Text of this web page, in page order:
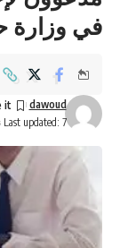
في وزارة
Last updated: 7 نوفمبر، 2025 11:33 ص
dawoud